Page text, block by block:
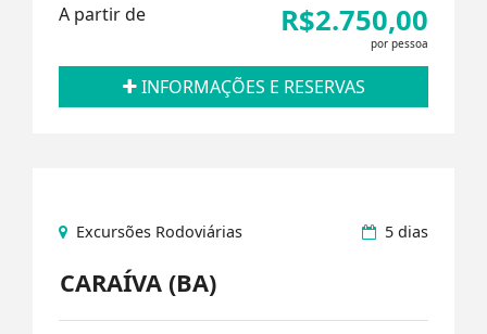
A partir de R$2.750,00
por pessoa
INFORMAÇÕES E RESERVAS
Excursões Rodoviárias 5 dias
CARAÍVA (BA)